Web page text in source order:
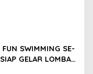
FUN SWIMMING SE-
GELAR LOMBA